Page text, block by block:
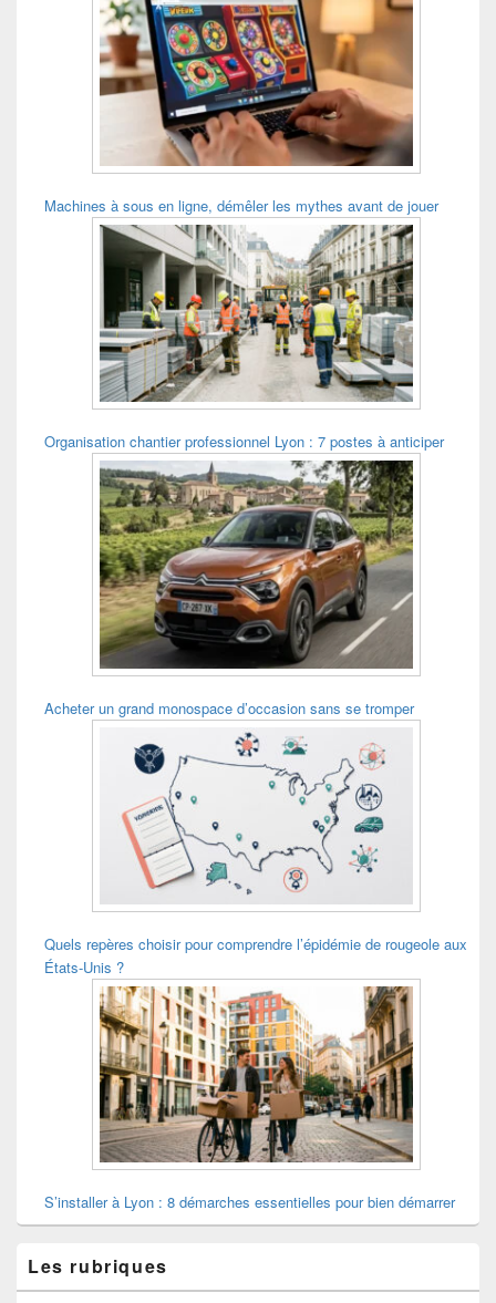
Machines à sous en ligne, démêler les mythes avant de jouer
Organisation chantier professionnel Lyon : 7 postes à anticiper
Acheter un grand monospace d’occasion sans se tromper
Quels repères choisir pour comprendre l’épidémie de rougeole aux
États-Unis ?
S’installer à Lyon : 8 démarches essentielles pour bien démarrer
Les rubriques